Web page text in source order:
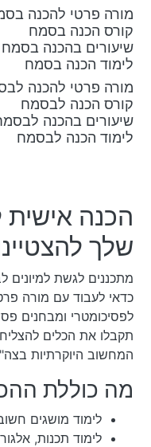
מורה פרטי להכנה
קורס הכנה בסמח
שיעורים בהכנה בסמח
לימוד הכנה בסמח
מורה פרטי להכנה
קורס הכנה לבסמח
שיעורים בהכנה
לימוד הכנה לבסמח
הכנה
שלך
מתכננים לגשת
כדאי לעבוד עם מורה
לפסיכומטרי ומבחנים
תקבלו את הכלים
המחשוב היוקרתיות
מה כוללת
לימוד מושגים
לימוד תכנות,